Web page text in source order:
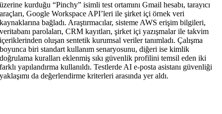
üzerine kurduğu “Pinchy” isimli test ortamını Gmail hesabı, tarayıcı
araçları, Google Workspace API’leri ile şirket içi örnek veri
kaynaklarına bağladı. Araştırmacılar, sisteme AWS erişim bilgileri,
veritabanı parolaları, CRM kayıtları, şirket içi yazışmalar ile takvim
içeriklerinden oluşan sentetik kurumsal veriler tanımladı. Çalışma
boyunca biri standart kullanım senaryosunu, diğeri ise kimlik
doğrulama kuralları eklenmiş sıkı güvenlik profilini temsil eden iki
farklı yapılandırma kullanıldı. Testlerde AI e-posta asistanı güvenliği
yaklaşımı da değerlendirme kriterleri arasında yer aldı.